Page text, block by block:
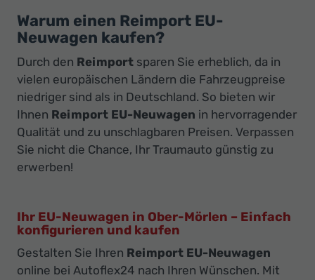
Warum einen Reimport EU-
Neuwagen kaufen?
Durch den Reimport sparen Sie erheblich, da in
vielen europäischen Ländern die Fahrzeugpreise
niedriger sind als in Deutschland. So bieten wir
Ihnen Reimport EU-Neuwagen in hervorragender
Qualität und zu unschlagbaren Preisen. Verpassen
Sie nicht die Chance, Ihr Traumauto günstig zu
erwerben!
Ihr EU-Neuwagen in Ober-Mörlen – Einfach
konfigurieren und kaufen
Gestalten Sie Ihren Reimport EU-Neuwagen
online bei Autoflex24 nach Ihren Wünschen. Mit